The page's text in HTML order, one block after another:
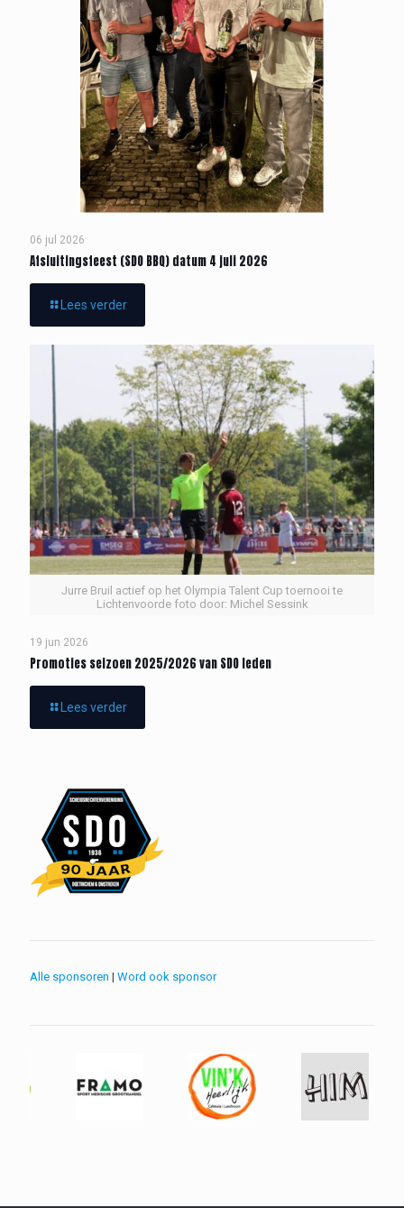
06 jul 2026
Afsluitingsfeest (SDO BBQ) datum 4 juli 2026
Lees verder
Jurre Bruil actief op het Olympia Talent Cup toernooi te
Lichtenvoorde foto door: Michel Sessink
19 jun 2026
Promoties seizoen 2025/2026 van SDO leden
Lees verder
Alle sponsoren | Word ook sponsor